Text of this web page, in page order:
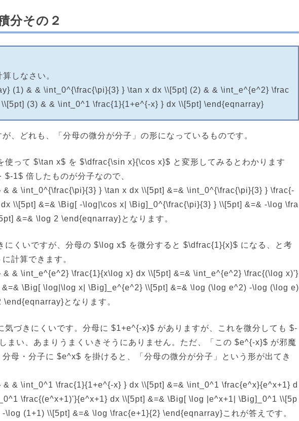
分その２
しなさい。
(1) & & \int_0^{\frac{\pi}{3} } \tan x dx \\[5pt] (2) & & \int_e^{e^2} \frac
(3) & & \int_0^1 \frac{1}{1+e^{-x} } dx \\[5pt] \end{eqnarray}
、どれも、「分母の微分が分子」の形になっているものです。
使って $\tan x$ を $\dfrac{\sin x}{\cos x}$ と変形してみるとわかります
$-1$ 倍したものが分子なので、
& & \int_0^{\frac{\pi}{3} } \tan x dx \\[5pt] &=& \int_0^{\frac{\pi}{3} } \frac{-
\\[5pt] &=& \Big[ -\log|\cos x| \Big]_0^{\frac{\pi}{3} } \\[5pt] &=& -\log \fra
&=& \log 2 \end{eqnarray}となります。
にくいですが、分母の $\log x$ を微分すると $\dfrac{1}{x}$ になる、と考
計算できます。
& & \int_e^{e^2} \frac{1}{x\log x} dx \\[5pt] &=& \int_e^{e^2} \frac{(\log x)'}
\Big[ \log|\log x| \Big]_e^{e^2} \\[5pt] &=& \log (\log e^2) -\log (\log e)
となります。
気づきにくいです。分母に $1+e^{-x}$ がありますが、これを微分しても $-
まい、あまりうまくいきそうにありません。ただ、「この $e^{-x}$ が邪魔
母・分子に $e^x$ を掛けると、「分母の微分が分子」という形が出てき
& & \int_0^1 \frac{1}{1+e^{-x} } dx \\[5pt] &=& \int_0^1 \frac{e^x}{e^x+1} d
\frac{(e^x+1)'}{e^x+1} dx \\[5pt] &=& \Big[ \log |e^x+1| \Big]_0^1 \\[5p
\log (1+1) \\[5pt] &=& \log \frac{e+1}{2} \end{eqnarray}これが答えです。